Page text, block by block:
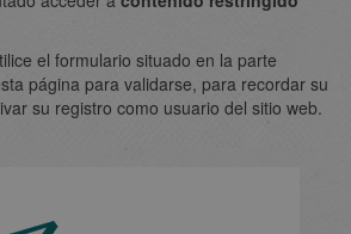
el formulario situado en la parte
página para validarse, para recordar su
su registro como usuario del sitio web.